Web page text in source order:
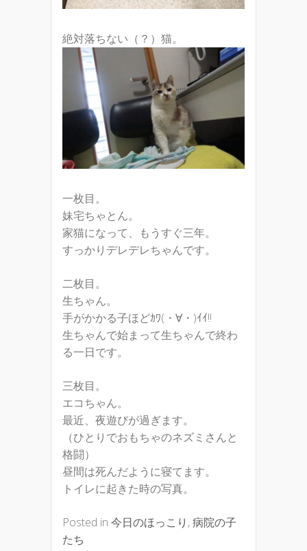
絶対落ちない（？）猫。
一枚目。
妹宅ちゃとん。
家猫になって、もうすぐ三年。
すっかりデレデレちゃんです。
二枚目。
生ちゃん。
手がかかる子ほどｶﾜ(・∀・)ｲｲ!!
生ちゃんで始まって生ちゃんで終わ
る一日です。
三枚目。
エコちゃん。
最近、夜遊びが過ぎます。
（ひとりでおもちゃのネズミさんと
格闘）
昼間は死んだように寝てます。
トイレに起きた時の写真。
Posted in 今日のほっこり ,病院の子
たち